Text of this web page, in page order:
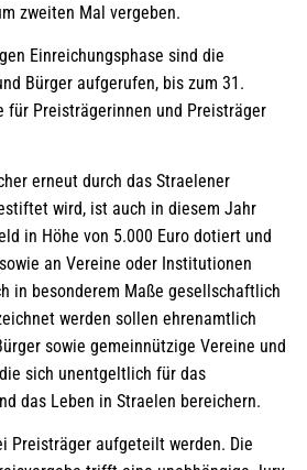
zweiten Mal vergeben.
Einreichungsphase sind die
Bürger aufgerufen, bis zum 31.
für Preisträgerinnen und Preisträger
erneut durch das Straelener
wird, ist auch in diesem Jahr
in Höhe von 5.000 Euro dotiert und
an Vereine oder Institutionen
in besonderem Maße gesellschaftlich
werden sollen ehrenamtlich
sowie gemeinnützige Vereine und
sich unentgeltlich für das
das Leben in Straelen bereichern.
Preisträger aufgeteilt werden. Die